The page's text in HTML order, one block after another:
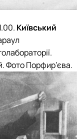
Київський
.ФотоПорфир’єва.